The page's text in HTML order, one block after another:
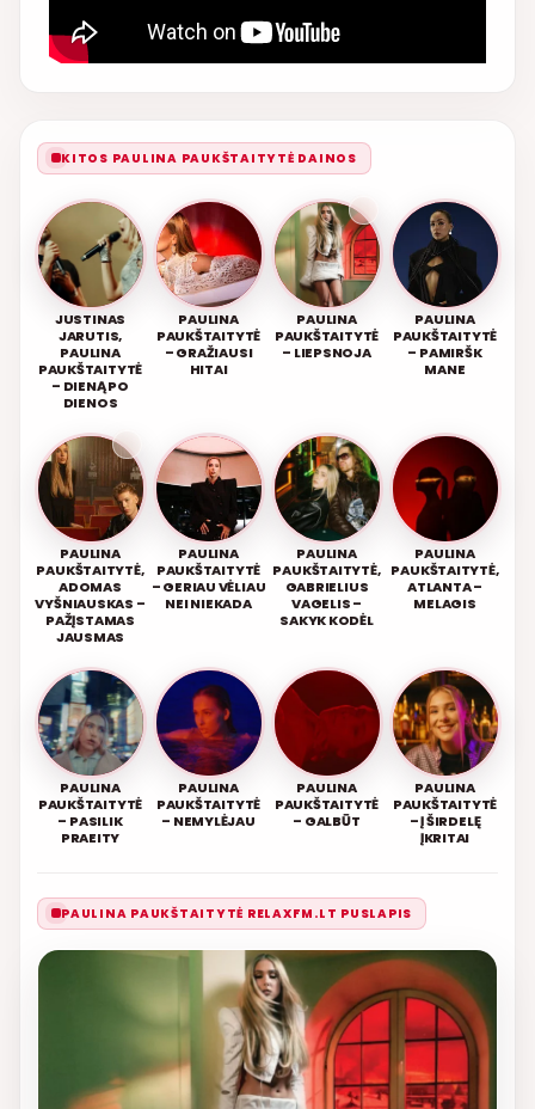
KITOS PAULINA PAUKŠTAITYTĖ DAINOS
JUSTINAS
JARUTIS,
PAULINA
PAUKŠTAITYTĖ
– DIENĄ PO
DIENOS
PAULINA
PAUKŠTAITYTĖ
– GRAŽIAUSI
HITAI
PAULINA
PAUKŠTAITYTĖ
– LIEPSNOJA
PAULINA
PAUKŠTAITYTĖ
– PAMIRŠK
MANE
PAULINA
PAUKŠTAITYTĖ,
ADOMAS
VYŠNIAUSKAS –
PAŽĮSTAMAS
JAUSMAS
PAULINA
PAUKŠTAITYTĖ
– GERIAU VĖLIAU
NEI NIEKADA
PAULINA
PAUKŠTAITYTĖ,
GABRIELIUS
VAGELIS –
SAKYK KODĖL
PAULINA
PAUKŠTAITYTĖ,
ATLANTA –
MELAGIS
PAULINA
PAUKŠTAITYTĖ
– PASILIK
PRAEITY
PAULINA
PAUKŠTAITYTĖ
– NEMYLĖJAU
PAULINA
PAUKŠTAITYTĖ
– GALBŪT
PAULINA
PAUKŠTAITYTĖ
– Į ŠIRDELĘ
ĮKRITAI
PAULINA PAUKŠTAITYTĖ RELAXFM.LT PUSLAPIS